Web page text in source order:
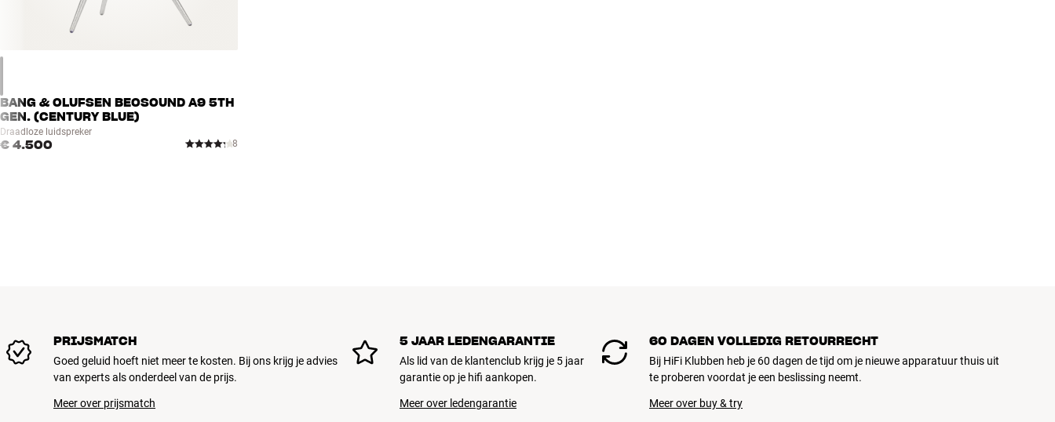
BANG & OLUFSEN BEOSOUND A9 5TH
GEN. (CENTURY BLUE)
Draadloze luidspreker
€ 4.500 8
PRIJSMATCH
Goed geluid hoeft niet meer te kosten. Bij ons krijg je advies
van experts als onderdeel van de prijs.
Meer over prijsmatch
5 JAAR LEDENGARANTIE
Als lid van de klantenclub krijg je 5 jaar
garantie op je hifi aankopen.
Meer over ledengarantie
60 DAGEN VOLLEDIG RETOURRECHT
Bij HiFi Klubben heb je 60 dagen de tijd om je nieuwe apparatuur thuis uit
te proberen voordat je een beslissing neemt.
Meer over buy & try